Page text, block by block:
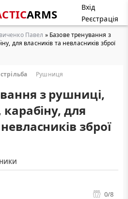
ARMS
Вхід
Реєстрація
Павел » Базове тренування з
для власників та невласників зброї
Рушниця
з рушниці,
карабіну, для
зброї
0/8